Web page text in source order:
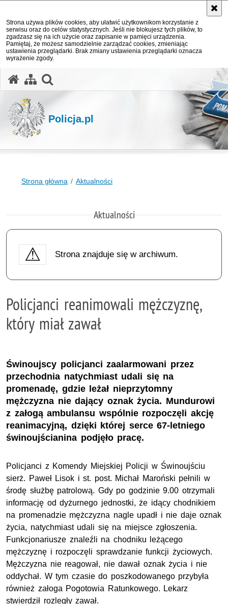
Strona używa plików cookies, aby ułatwić użytkownikom korzystanie z
serwisu oraz do celów statystycznych. Jeśli nie blokujesz tych plików, to
zgadzasz się na ich użycie oraz zapisanie w pamięci urządzenia.
Pamiętaj, że możesz samodzielnie zarządzać cookies, zmieniając
ustawienia przeglądarki. Brak zmiany ustawienia przeglądarki oznacza
wyrażenie zgody.
Policja.pl
Strona główna Aktualności
Aktualności
Strona znajduje się w archiwum.
Policjanci reanimowali mężczyznę,
który miał zawał
Świnoujscy policjanci zaalarmowani przez
przechodnia natychmiast udali się na
promenadę, gdzie leżał nieprzytomny
mężczyzna nie dający oznak życia. Mundurowi
z załogą ambulansu wspólnie rozpoczęli akcję
reanimacyjną, dzięki której serce 67-letniego
świnoujścianina podjęło pracę.
Policjanci z Komendy Miejskiej Policji w Świnoujściu
sierż. Paweł Lisok i st. post. Michał Maroński pełnili w
środę służbę patrolową. Gdy po godzinie 9.00 otrzymali
informację od dyżurnego jednostki, że idący chodnikiem
na promenadzie mężczyzna nagle upadł i nie daje oznak
życia, natychmiast udali się na miejsce zgłoszenia.
Funkcjonariusze znaleźli na chodniku leżącego
mężczyznę i rozpoczęli sprawdzanie funkcji życiowych.
Mężczyzna nie reagował, nie dawał oznak życia i nie
oddychał. W tym czasie do poszkodowanego przybyła
również załoga Pogotowia Ratunkowego. Lekarz
stwierdził rozległy zawał.